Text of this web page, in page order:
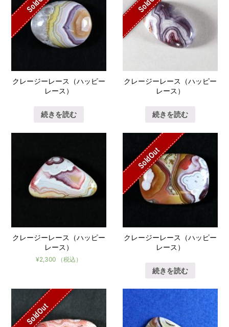
クレージーレース（ハッピー
レース）
続きを読む
クレージーレース（ハッピー
レース）
続きを読む
クレージーレース（ハッピー
レース）
¥2,300 （税込）
クレージーレース（ハッピー
レース）
SoldOut
続きを読む
SoldOut